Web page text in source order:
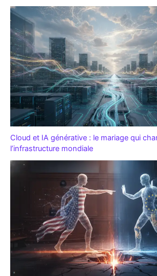
Cloud et IA générative : le mariage qui
l’infrastructure mondiale